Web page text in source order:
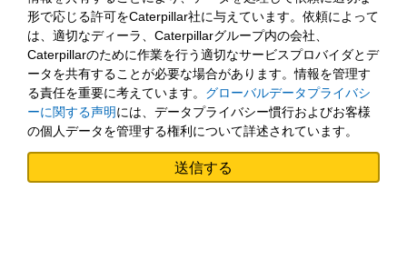
形で応じる許可をCaterpillar社に与えています。依頼によって
は、適切なディーラ、Caterpillarグループ内の会社、
Caterpillarのために作業を行う適切なサービスプロバイダとデ
ータを共有することが必要な場合があります。情報を管理す
る責任を重要に考えています。 グローバルデータプライバシ
ーに関する声明には、データプライバシー慣行およびお客様
の個人データを管理する権利について詳述されています。